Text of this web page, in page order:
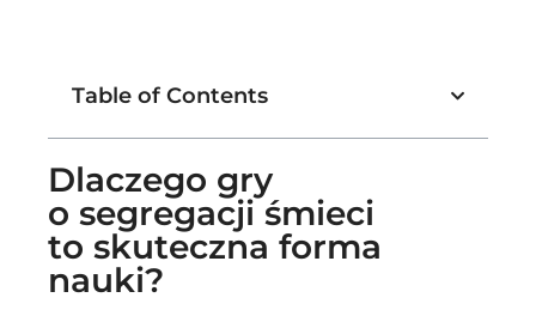
Table of Contents
Dlaczego gry
o segregacji śmieci
to skuteczna forma
nauki?